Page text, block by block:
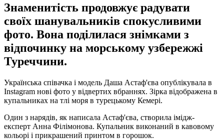
Знаменитість продовжує радувати
своїх шанувальників спокусливими
фото. Вона поділилася знімками з
відпочинку на морському узбережжі
Туреччини.
Українська співачка і модель Даша Астаф'єва опублікувала в
Instagram нові фото у відвертих вбраннях. Зірка відображена в
купальниках на тлі моря в турецькому Кемері.
Один з нарядів, як написала Астаф'єва, створила імідж-
експерт Анна Філімонова. Купальник виконаний в кавовому
кольорі і прикрашений принтом в горошок.